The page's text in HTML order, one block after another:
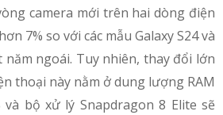
camera mới trên hai dòng điện
7% so với các mẫu Galaxy S24 và
năm ngoái. Tuy nhiên, thay đổi lớn
thoại này nằm ở dung lượng RAM
và bộ xử lý Snapdragon 8 Elite sẽ